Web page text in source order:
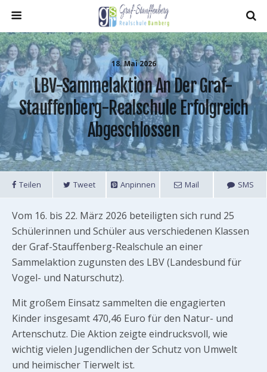
18. Mai 2026
LBV-Sammelaktion An Der Graf-
Stauffenberg-Realschule Erfolgreich
Abgeschlossen
Teilen Tweet Anpinnen Mail SMS
Vom 16. bis 22. März 2026 beteiligten sich rund 25
Schülerinnen und Schüler aus verschiedenen Klassen
der Graf-Stauffenberg-Realschule an einer
Sammelaktion zugunsten des LBV (Landesbund für
Vogel- und Naturschutz).
Mit großem Einsatz sammelten die engagierten
Kinder insgesamt 470,46 Euro für den Natur- und
Artenschutz. Die Aktion zeigte eindrucksvoll, wie
wichtig vielen Jugendlichen der Schutz von Umwelt
und heimischer Tierwelt ist.